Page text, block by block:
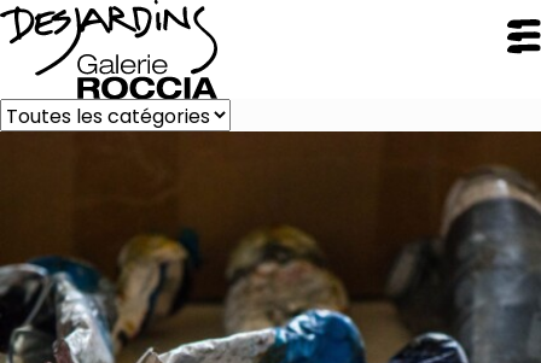
FERMER
Galerie Roccia
Desjardins